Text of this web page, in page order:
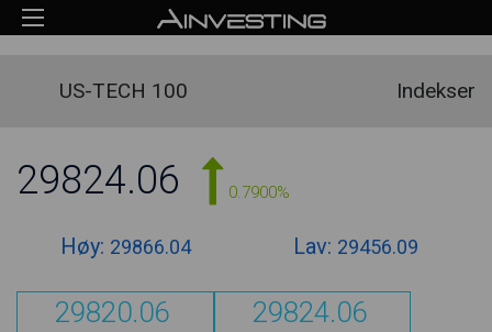
US-TECH 100 Indekser
29824.06 0.7900%
Høy: 29866.04 Lav: 29456.09
29820.06 29824.06